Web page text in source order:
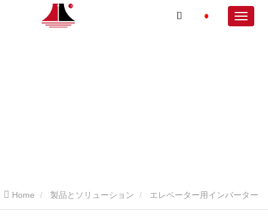
Home 製品とソリューション エレベーター用インバーター